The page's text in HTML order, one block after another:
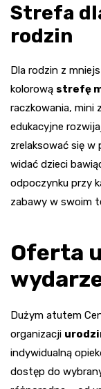
Strefa
rodzin
Dla rodzin z
kolorową strefę
raczkowania, mini
edukacyjne
zrelaksować się w
widać dzieci
odpoczynku przy
zabawy w swoim
Oferta
Dużym atutem
organizacji
indywidualną
dostęp do